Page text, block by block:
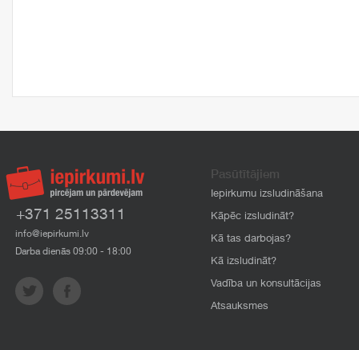
+371 25113311
info@iepirkumi.lv
Darba dienās 09:00 - 18:00
Pasūtītājiem
Iepirkumu izsludināšana
Kāpēc izsludināt?
Kā tas darbojas?
Kā izsludināt?
Vadība un konsultācijas
Atsauksmes